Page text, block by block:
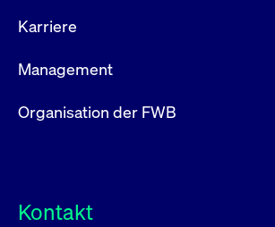
Karriere
Management
Organisation der FWB
Kontakt